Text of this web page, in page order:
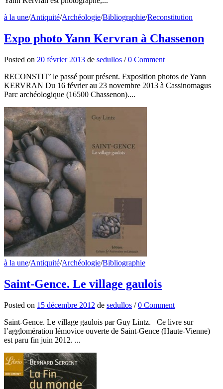
à la une/Antiquité/Archéologie/Bibliographie/Reconstitution
Expo photo Yann Kervran à Chassenon
Posted on 20 février 2013 de sedullos /0 Comment
RECONSTIT’ le passé pour présent. Exposition photos de Yann
KERVRAN Du 16 février au 23 novembre 2013 à Cassinomagus
Parc archéologique (16500 Chassenon)....
à la une/Antiquité/Archéologie/Bibliographie
Saint-Gence. Le village gaulois
Posted on 15 décembre 2012 de sedullos /0 Comment
Saint-Gence. Le village gaulois par Guy Lintz. Ce livre sur
l’agglomération lémovice ouverte de Saint-Gence (Haute-Vienne)
est paru fin juin 2012. ...